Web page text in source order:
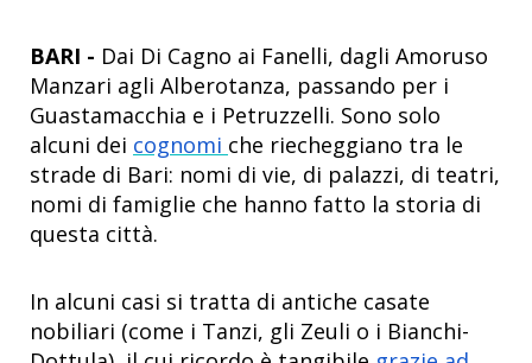
BARI - Dai Di Cagno ai Fanelli, dagli Amoruso
Manzari agli Alberotanza, passando per i
Guastamacchia e i Petruzzelli. Sono solo
alcuni dei cognomi che riecheggiano tra le
strade di Bari: nomi di vie, di palazzi, di teatri,
nomi di famiglie che hanno fatto la storia di
questa città.
In alcuni casi si tratta di antiche casate
nobiliari (come i Tanzi, gli Zeuli o i Bianchi-